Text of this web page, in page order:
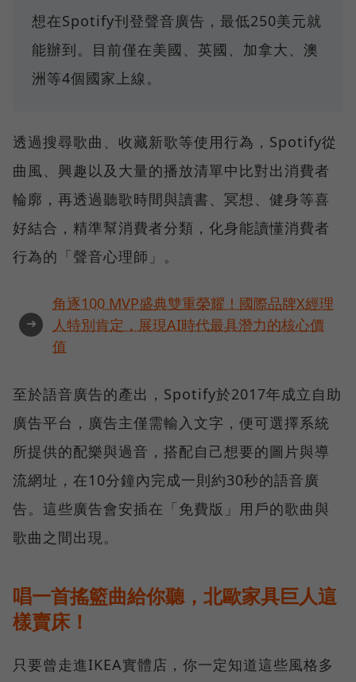
想在Spotify刊登聲音廣告，最低250美元就
能辦到。目前僅在美國、英國、加拿大、澳
洲等4個國家上線。
透過搜尋歌曲、收藏新歌等使用行為，Spotify從
曲風、興趣以及大量的播放清單中比對出消費者
輪廓，再透過聽歌時間與讀書、冥想、健身等喜
好結合，精準幫消費者分類，化身能讀懂消費者
行為的「聲音心理師」。
➜
角逐100 MVP盛典雙重榮耀！國際品牌X經理
人特別肯定，展現AI時代最具潛力的核心價
值
至於語音廣告的產出，Spotify於2017年成立自助
廣告平台，廣告主僅需輸入文字，便可選擇系統
所提供的配樂與過音，搭配自己想要的圖片與導
流網址，在10分鐘內完成一則約30秒的語音廣
告。這些廣告會安插在「免費版」用戶的歌曲與
歌曲之間出現。
唱一首搖籃曲給你聽，北歐家具巨人這
樣賣床！
只要曾走進IKEA實體店，你一定知道這些風格多